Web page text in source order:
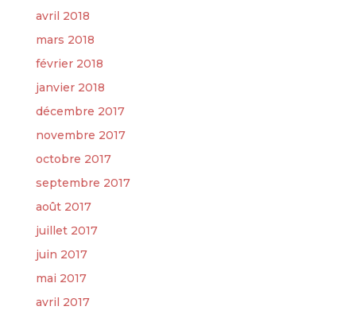
avril 2018
mars 2018
février 2018
janvier 2018
décembre 2017
novembre 2017
octobre 2017
septembre 2017
août 2017
juillet 2017
juin 2017
mai 2017
avril 2017